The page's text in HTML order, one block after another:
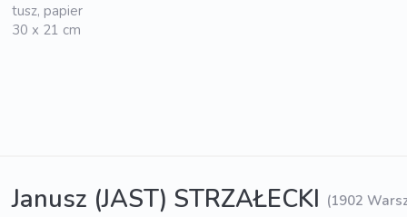
tusz, papier
30 x 21 cm
Janusz (JAST) STRZAŁECKI (1902